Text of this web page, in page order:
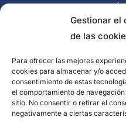
Gestionar el
de las
Para ofrecer las mejores
cookies para almacenar y/o
consentimiento de estas
el comportamiento de
sitio. No consentir o retirar el
negativamente a ciertas
POLITICA